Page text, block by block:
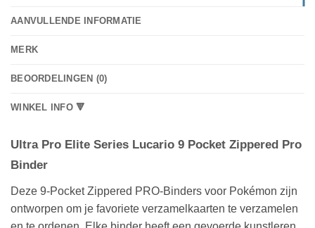
AANVULLENDE INFORMATIE
MERK
BEOORDELINGEN (0)
WINKEL INFO 🔻
Ultra Pro Elite Series Lucario 9 Pocket Zippered Pro
Binder
Deze 9-Pocket Zippered PRO-Binders voor Pokémon zijn
ontworpen om je favoriete verzamelkaarten te verzamelen